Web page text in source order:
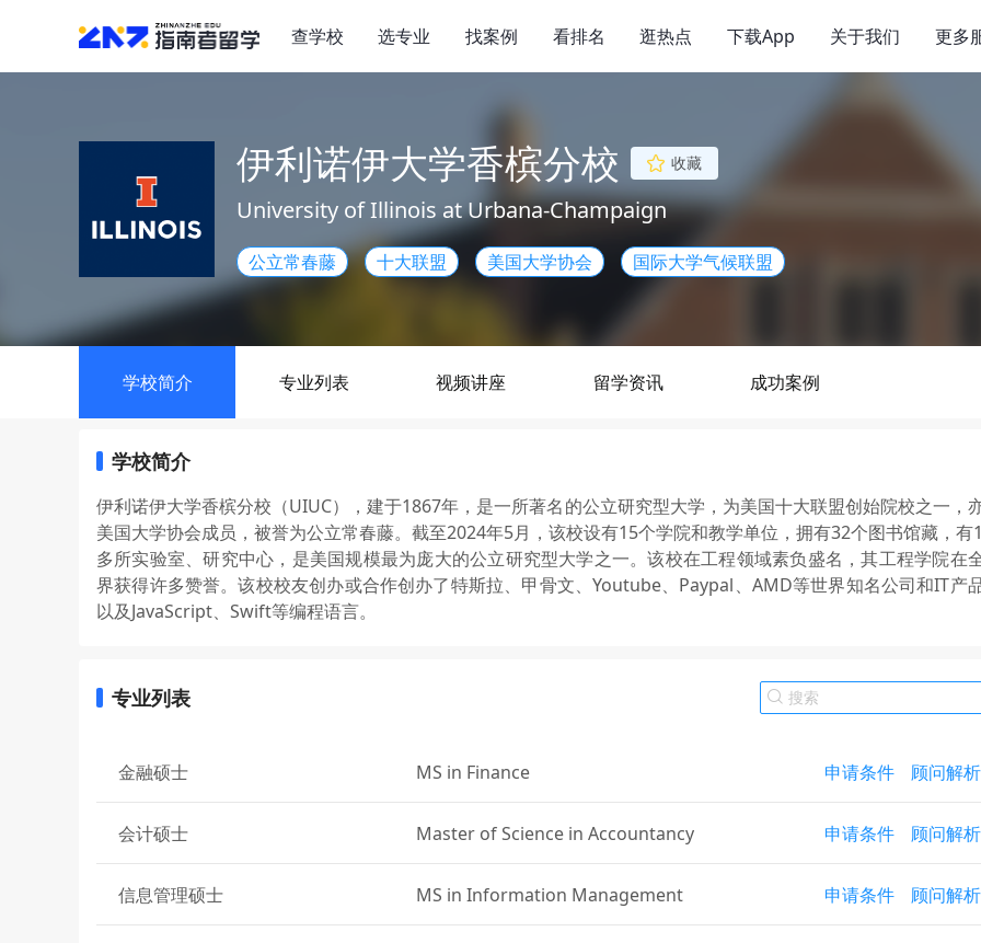
查学校 选专业 找案例 看排名 逛热点 下载App 关于我们 更多
伊利诺伊大学香槟分校 收藏
University of Illinois at Urbana-Champaign
公立常春藤 十大联盟 美国大学协会 国际大学气候联盟
学校简介 专业列表 视频讲座 留学资讯 成功案例
学校简介
伊利诺伊大学香槟分校（UIUC），建于1867年，是一所著名的公立研究型大学，为美国十大联盟创始院校之一，
美国大学协会成员，被誉为公立常春藤。截至2024年5月，该校设有15个学院和教学单位，拥有32个图书馆藏，有
多所实验室、研究中心，是美国规模最为庞大的公立研究型大学之一。该校在工程领域素负盛名，其工程学院在
界获得许多赞誉。该校校友创办或合作创办了特斯拉、甲骨文、Youtube、Paypal、AMD等世界知名公司和IT产
以及JavaScript、Swift等编程语言。
专业列表
金融硕士 MS in Finance 申请条件 顾问解析
会计硕士 Master of Science in Accountancy 申请条件 顾问解析
信息管理硕士 MS in Information Management 申请条件 顾问解析